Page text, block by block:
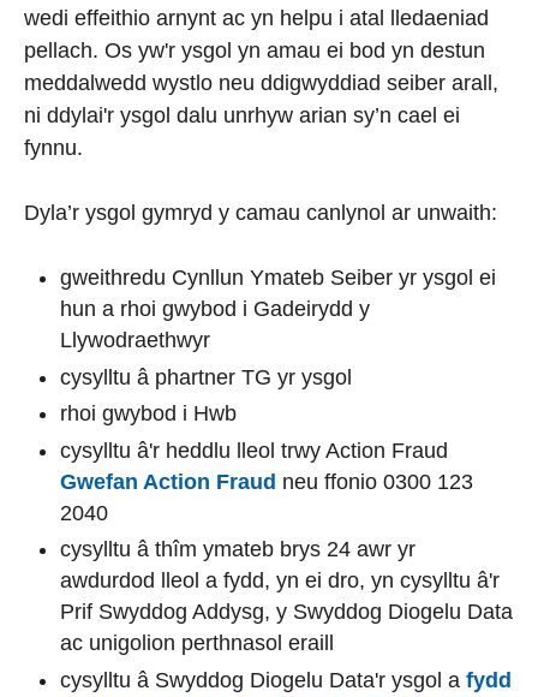
wedi effeithio arnynt ac yn helpu i atal lledaeniad
pellach. Os yw'r ysgol yn amau ei bod yn destun
meddalwedd wystlo neu ddigwyddiad seiber arall,
ni ddylai'r ysgol dalu unrhyw arian sy’n cael ei
fynnu.
Dyla’r ysgol gymryd y camau canlynol ar unwaith:
gweithredu Cynllun Ymateb Seiber yr ysgol ei
hun a rhoi gwybod i Gadeirydd y
Llywodraethwyr
cysylltu â phartner TG yr ysgol
rhoi gwybod i Hwb
cysylltu â'r heddlu lleol trwy Action Fraud
Gwefan Action Fraud neu ffonio 0300 123
2040
cysylltu â thîm ymateb brys 24 awr yr
awdurdod lleol a fydd, yn ei dro, yn cysylltu â'r
Prif Swyddog Addysg, y Swyddog Diogelu Data
ac unigolion perthnasol eraill
cysylltu â Swyddog Diogelu Data'r ysgol a fydd